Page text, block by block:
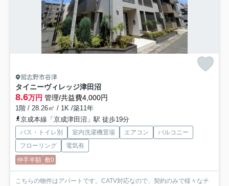
習志野市谷津
タイニーヴィレッジ津田沼
8.6万円 管理/共益費4,000円
1階 / 28.26㎡ / 1K /築11年
京成本線「京成津田沼」駅 徒歩19分
バス・トイレ別 室内洗濯機置場 エアコン
バルコニー
フローリング
電気有
仲手半額 敷0
こちらの物件はアパートです。CATV対応なので、契約のみで様々なチ